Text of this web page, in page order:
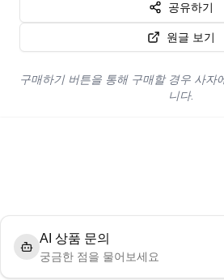
공유하기
원글 보기
구매하기 버튼을 통해 구매할 경우 사자
니다.
AI 상품 문의
궁금한 점을 물어보세요